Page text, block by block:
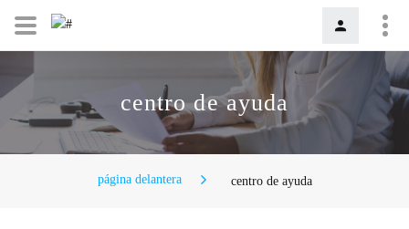
centro de ayuda
página delantera centro de ayuda